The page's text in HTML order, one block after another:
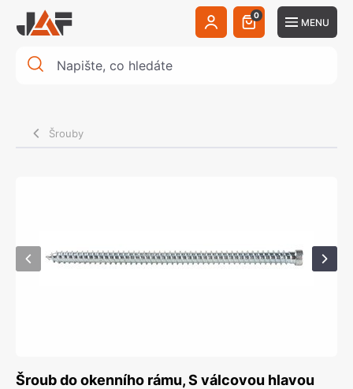
0
MENU
Šrouby
Šroub do okenního rámu, S válcovou hlavou